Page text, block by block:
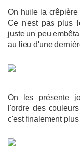
On huile la crêpière
Ce n'est pas plus
juste un peu
au lieu d'une
On les présente
l'ordre des
c'est finalement